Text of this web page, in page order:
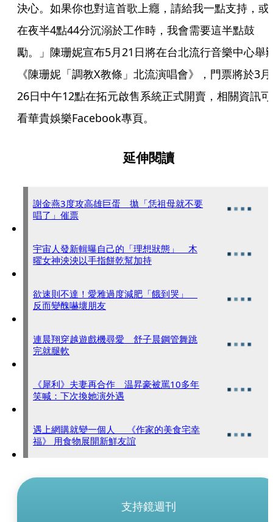
決心。如果你也對這首歌上癮，請給我一點支持，或
在夜半4點44分沉溺於工作時，我會需要這半點鼓
勵。」陳珊妮宣布5月21日將在台北流行音樂中心舉
《陳珊妮「調教X教條」北流演唱會》，門票將於3月
26日中午12點在拓元啟售系統正式開賣，相關資訊可
看華貴娛樂Facebook專頁。
延伸閱讀
謝金燕3度攻高雄巨蛋 拋「恁祖母就不要
唱了」催票
宇宙人發新輯曝自己的「理想狀態」 木
曜女神泱泱以手指餅乾幫加持
欲速則不達！愛雅過度減肥「餓到哭」
反而變醜嚇壞朋友
連晨翔穿越遊戲機尋愛 舒子晨鋼管舞跳
完就腿軟
《犀利》夫妻再合作 温昇豪被罵10多年
笑喊：下次換她演外遇
遇上網購就變一個人 《作家的美食宅幸
福》 用食物展開新鮮友誼
支持鏡週刊